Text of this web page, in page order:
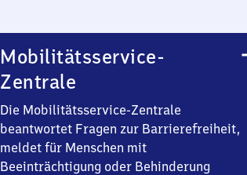
Mobilitätsservice-
Zentrale
Die Mobilitätsservice-Zentrale
beantwortet Fragen zur Barrierefreiheit,
meldet für Menschen mit
Beeinträchtigung oder Behinderung